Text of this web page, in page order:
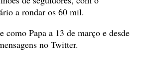
a rondar os 60 mil.
como Papa a 13 de março e desde
no Twitter.